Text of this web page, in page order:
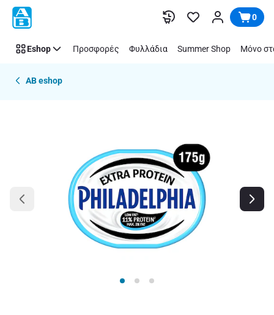
Παράλειψη 0
Eshop Προσφορές Φυλλάδια Summer Shop Μόνο
AB eshop